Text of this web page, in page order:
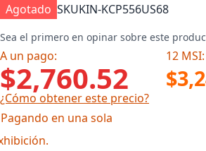
Agotado SKUKIN-KCP556US68
Sea el primero en opinar sobre este
A un pago: 12 MSI:
$2,760.52
¿Cómo obtener este precio?
en una sola